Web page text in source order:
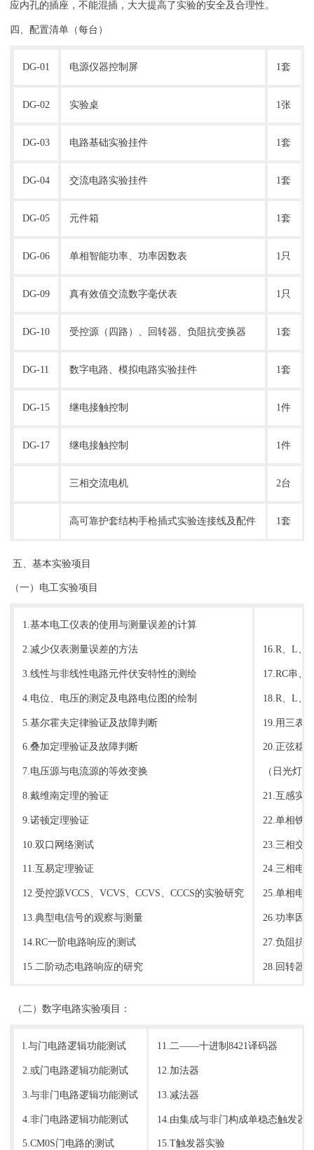
应内孔的插座，不能混插，大大提高了实验的安全及合理性。
四、配置清单（每台）
DG-01 电源仪器控制屏 1套
DG-02 实验桌 1张
DG-03 电路基础实验挂件 1套
DG-04 交流电路实验挂件 1套
DG-05 元件箱 1套
DG-06 单相智能功率、功率因数表 1只
DG-09 真有效值交流数字毫伏表 1只
DG-10 受控源（四路）、回转器、负阻抗变换器 1套
DG-11 数字电路、模拟电路实验挂件 1套
DG-15 继电接触控制 1件
DG-17 继电接触控制 1件
三相交流电机 2台
高可靠护套结构手枪插式实验连接线及配件 1套
五、基本实验项目
（一）电工实验项目
1.基本电工仪表的使用与测量误差的计算
2.减少仪表测量误差的方法
3.线性与非线性电路元件伏安特性的测绘
4.电位、电压的测定及电路电位图的绘制
5.基尔霍夫定律验证及故障判断
6.叠加定理验证及故障判断
7.电压源与电流源的等效变换
8.戴维南定理的验证
9.诺顿定理验证
10.双口网络测试
11.互易定理验证
12.受控源VCCS、VCVS、CCVS、CCCS的实验研究
13.典型电信号的观察与测量
14.RC一阶电路响应的测试
15.二阶动态电路响应的研究
16.R、L、
17.RC串、
18.R、L、
19.用三表
20.正弦稳
（日光灯
21.互感实
22.单相铁
23.三相交
24.三相电
25.单相电
26.功率因
27.负阻抗
28.回转器
（二）数字电路实验项目：
l.与门电路逻辑功能测试
2.或门电路逻辑功能测试
3.与非门电路逻辑功能测试
4.非门电路逻辑功能测试
5.CM0S门电路的测试
11.二——十进制8421译码器
12.加法器
13.减法器
14.由集成与非门构成单稳态触发器
15.T触发器实验